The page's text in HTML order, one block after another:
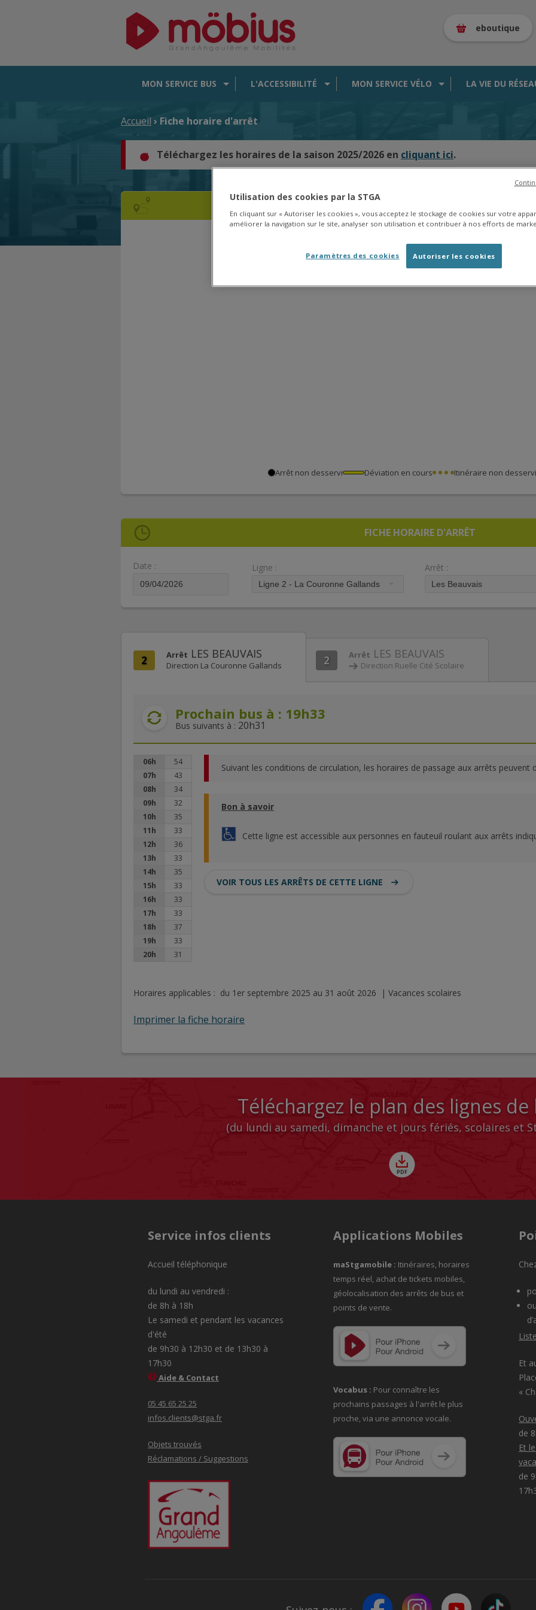
eboutique
MON SERVICE BUS L'ACCESSIBILITÉ MON SERVICE VÉLO LA VIE DU
Accueil › Fiche horaire d'arrêt
Téléchargez les horaires de la saison 2025/2026 en cliquant ici.
Arrêt non desservi Déviation en cours Itinéraire non desservi
FICHE HORAIRE D'ARRÊT
Date : Ligne : Arrêt :
2 Arrêt LES BEAUVAIS
Direction La Couronne Gallands 2 Arrêt LES BEAUVAIS
Direction Ruelle Cité Scolaire
Prochain bus à : 19h33
Bus suivants à : 20h31
06h
54
07h
43
08h
34
09h
32
10h
35
11h
33
12h
36
13h
33
14h
35
15h
33
16h
33
17h
33
18h
37
19h
33
20h
31
Suivant les conditions de circulation, les horaires de passage aux arrêts peuvent
Bon à savoir
Cette ligne est accessible aux personnes en fauteuil roulant aux arrêts
VOIR TOUS LES ARRÊTS DE CETTE LIGNE
Horaires applicables : du 1er septembre 2025 au 31 août 2026 | Vacances scolaires
Imprimer la fiche horaire
Téléchargez le plan des lignes de
(du lundi au samedi, dimanche et jours fériés, scolaires et
Service infos clients
Accueil téléphonique
du lundi au vendredi :
de 8h à 18h
Le samedi et pendant les vacances
d'été
de 9h30 à 12h30 et de 13h30 à
17h30
Aide & Contact
05 45 65 25 25
infos.clients@stga.fr
Objets trouvés
Réclamations / Suggestions
Applications Mobiles
maStgamobile : Itinéraires, horaires
temps réel, achat de tickets mobiles,
géolocalisation des arrêts de bus et
points de vente.
Vocabus : Pour connaître les
prochains passages à l'arrêt le plus
proche, via une annonce vocale.
Et
«
de
Et
de
Utilisation des cookies par la STGA
En cliquant sur « Autoriser les cookies », vous acceptez le stockage de cookies sur votre
améliorer la navigation sur le site, analyser son utilisation et contribuer à nos efforts de
Autoriser les cookies
Paramètres des cookies